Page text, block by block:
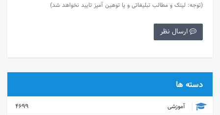
(توجه: لینک و مطالب تبلیغاتی و یا توهین آمیز تایید نخواهد شد)
دسته ها
آموزشی
4699